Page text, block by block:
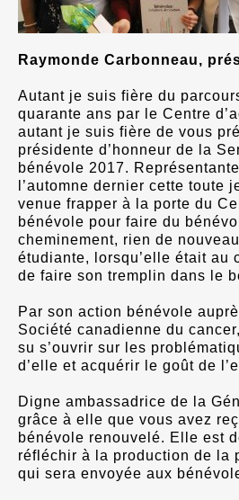
Raymonde Carbonneau,
Autant je suis fière du
quarante ans par le Centre
autant je suis fière de vous
présidente d’honneur de la
bénévole 2017.
l’automne dernier cette toute
venue frapper à la porte du
bénévole pour faire du
cheminement, rien de
étudiante, lorsqu’elle était au
de faire son tremplin dans le
Par son action bénévole
Société canadienne du
su s’ouvrir sur les
d’elle et acquérir le goût de
Digne ambassadrice de la
grâce à elle que vous avez
bénévole renouvelé. Elle est
réfléchir à la production de la
qui sera envoyée aux